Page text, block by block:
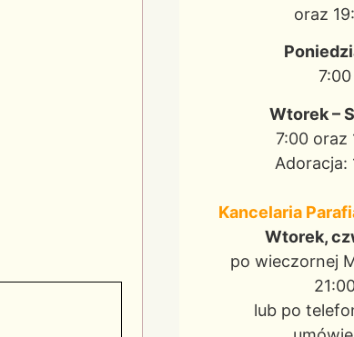
oraz
7:00
Wtorek –
7:00 oraz
Adoracja:
Kancelaria
Wtorek,
po wieczornej
lub po